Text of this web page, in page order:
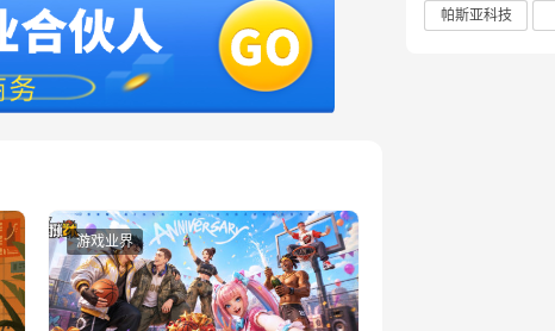
游戏业界
帕斯亚科技